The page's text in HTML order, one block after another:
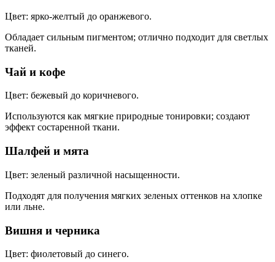
Цвет: ярко-желтый до оранжевого.
Обладает сильным пигментом; отлично подходит для светлых
тканей.
Чай и кофе
Цвет: бежевый до коричневого.
Используются как мягкие природные тонировки; создают
эффект состаренной ткани.
Шалфей и мята
Цвет: зеленый различной насыщенности.
Подходят для получения мягких зеленых оттенков на хлопке
или льне.
Вишня и черника
Цвет: фиолетовый до синего.